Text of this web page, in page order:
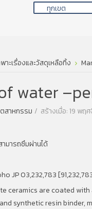
าะเรื่องและวัสดุเหลือทิ้ง
water
สาหกรรม สร้างเมื่อ: 19 พฤ
มารถซึมผ่านได้
JP 03,232,783
ceramics are coated
synthetic resin